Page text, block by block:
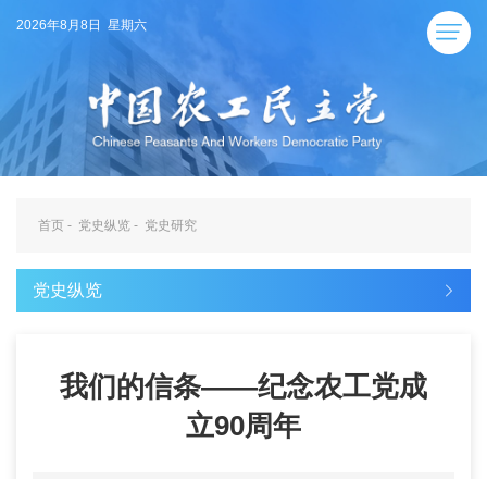
2026年8月8日 星期六
首页 - 党史纵览 - 党史研究
党史纵览
我们的信条——纪念农工党成
立90周年